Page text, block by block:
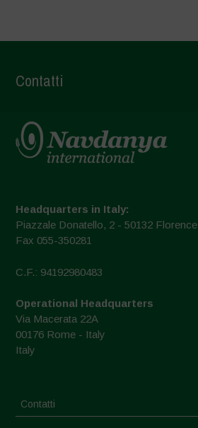
Contatti
Headquarters in Italy:
Piazzale Donatello, 2 - 50132 Florence
Fax 055-350281
C.F.: 94192980483
Operational Headquarters
Via Macerata 22A
00176 Rome - Italy
Italy
Contatti